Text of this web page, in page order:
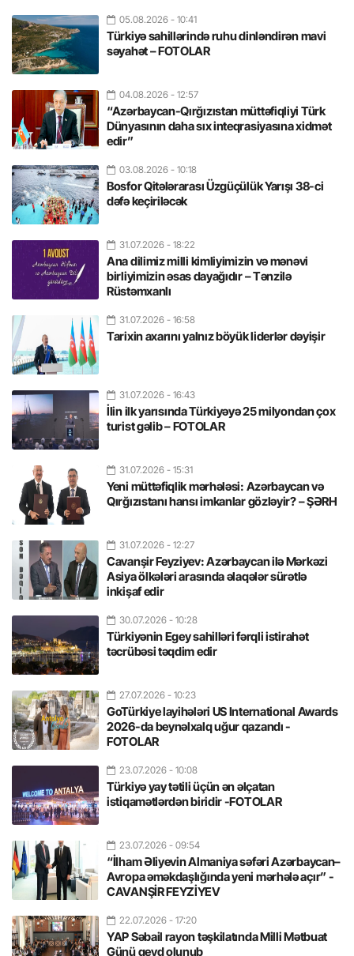
05.08.2026 - 10:41
Türkiyə sahillərində ruhu dinləndirən mavi
səyahət – FOTOLAR
04.08.2026 - 12:57
“Azərbaycan-Qırğızıstan müttəfiqliyi Türk
Dünyasının daha sıx inteqrasiyasına xidmət
edir”
03.08.2026 - 10:18
Bosfor Qitələrarası Üzgüçülük Yarışı 38-ci
dəfə keçiriləcək
31.07.2026 - 18:22
Ana dilimiz milli kimliyimizin və mənəvi
birliyimizin əsas dayağıdır – Tənzilə
Rüstəmxanlı
31.07.2026 - 16:58
Tarixin axarını yalnız böyük liderlər dəyişir
31.07.2026 - 16:43
İlin ilk yarısında Türkiyəyə 25 milyondan çox
turist gəlib – FOTOLAR
31.07.2026 - 15:31
Yeni müttəfiqlik mərhələsi: Azərbaycan və
Qırğızıstanı hansı imkanlar gözləyir? – ŞƏRH
31.07.2026 - 12:27
Cavanşir Feyziyev: Azərbaycan ilə Mərkəzi
Asiya ölkələri arasında əlaqələr sürətlə
inkişaf edir
30.07.2026 - 10:28
Türkiyənin Egey sahilləri fərqli istirahət
təcrübəsi təqdim edir
27.07.2026 - 10:23
GoTürkiye layihələri US International Awards
2026-da beynəlxalq uğur qazandı -
FOTOLAR
23.07.2026 - 10:08
Türkiyə yay tətili üçün ən əlçatan
istiqamətlərdən biridir -FOTOLAR
23.07.2026 - 09:54
“İlham Əliyevin Almaniya səfəri Azərbaycan–
Avropa əməkdaşlığında yeni mərhələ açır” -
CAVANŞİR FEYZİYEV
22.07.2026 - 17:20
YAP Səbail rayon təşkilatında Milli Mətbuat
Günü qeyd olunub